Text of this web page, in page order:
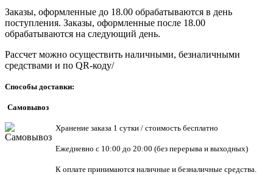
Заказы, оформленные до 18.00 обрабатываются в день
поступления. Заказы, оформленные после 18.00
обрабатываются на следующий день.
Рассчет можно осуществить наличными, безналичными
средствами и по QR-коду/
Способы доставки:
Самовывоз
Хранение заказа 1 сутки / стоимость бесплатно
Ежедневно с 10:00 до 20:00 (без перерыва и выходных)
К оплате принимаются наличные и безналичные средства.